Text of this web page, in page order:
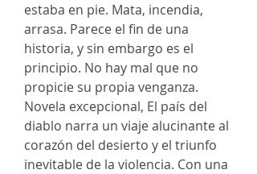
estaba en pie. Mata, incendia,
arrasa. Parece el fin de una
historia, y sin embargo es el
principio. No hay mal que no
propicie su propia venganza.
Novela excepcional, El país del
diablo narra un viaje alucinante al
corazón del desierto y el triunfo
inevitable de la violencia. Con una